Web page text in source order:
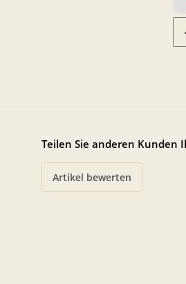
Teilen Sie anderen Kunden
Artikel bewerten